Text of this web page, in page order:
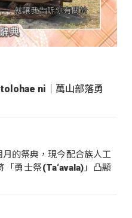
ni｜萬山部落勇
的祭典，現今配合族人工
勇士祭(Ta‘avala)」凸顯